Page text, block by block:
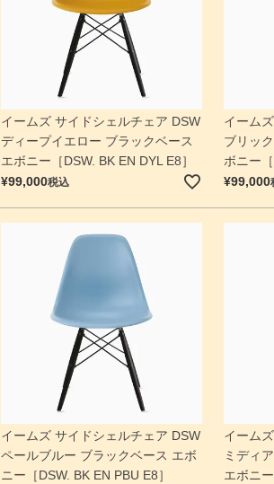
イームズ サイドシェルチェア DSW
ディープイエロー ブラックベース
エボニー［DSW. BK EN DYL E8］
¥99,000税込
イーム
ブリッ
ボニー
¥99,000
イームズ サイドシェルチェア DSW
ペールブルー ブラックベース エボ
ニー［DSW. BK EN PBU E8］
イーム
ミディ
エボニ